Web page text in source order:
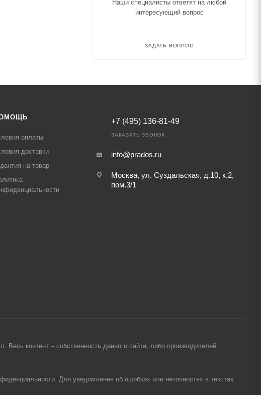
Наши специалисты ответят на любой
интересующий вопрос
ЗАДАТЬ ВОПРОС
оплаты
доставки
на товар
+7 (495) 136-81-49
ЗАКАЗАТЬ ЗВОНОК
info@prados.ru
Москва, ул. Суздальская, д.10, к.2,
пом.3/1
контент – собственность данного сайта, либо производителей
Для уведомления об ошибках или неточностях в текстах